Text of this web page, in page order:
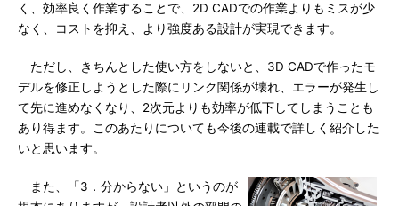
く、効率良く作業することで、2D CADでの作業よりもミスが少
なく、コストを抑え、より強度ある設計が実現できます。
ただし、きちんとした使い方をしないと、3D CADで作ったモ
デルを修正しようとした際にリンク関係が壊れ、エラーが発生し
て先に進めなくなり、2次元よりも効率が低下してしまうことも
あり得ます。このあたりについても今後の連載で詳しく紹介した
いと思います。
また、「3．分からない」というのが